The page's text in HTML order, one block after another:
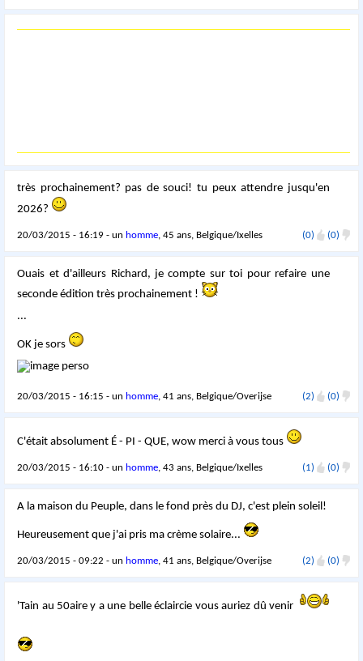
très prochainement? pas de souci! tu peux attendre jusqu'en
2026?
20/03/2015 - 16:19 - un homme, 45 ans, Belgique/Ixelles (0) (0)
Ouais et d'ailleurs Richard, je compte sur toi pour refaire une
seconde édition très prochainement !
...
OK je sors
20/03/2015 - 16:15 - un homme, 41 ans, Belgique/Overijse (2) (0)
C'était absolument É - PI - QUE, wow merci à vous tous
20/03/2015 - 16:10 - un homme, 43 ans, Belgique/Ixelles (1) (0)
A la maison du Peuple, dans le fond près du DJ, c'est plein soleil!
Heureusement que j'ai pris ma crème solaire...
20/03/2015 - 09:22 - un homme, 41 ans, Belgique/Overijse (2) (0)
'Tain au 50aire y a une belle éclaircie vous auriez dû venir